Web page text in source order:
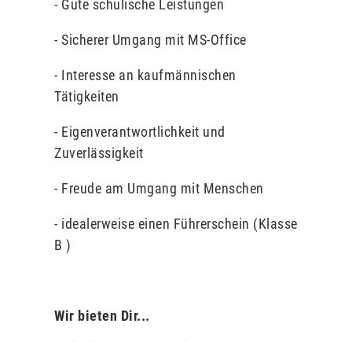
- Gute schulische Leistungen
- Sicherer Umgang mit MS-Office
- Interesse an kaufmännischen
Tätigkeiten
- Eigenverantwortlichkeit und
Zuverlässigkeit
- Freude am Umgang mit Menschen
- idealerweise einen Führerschein (Klasse
B )
Wir bieten Dir...